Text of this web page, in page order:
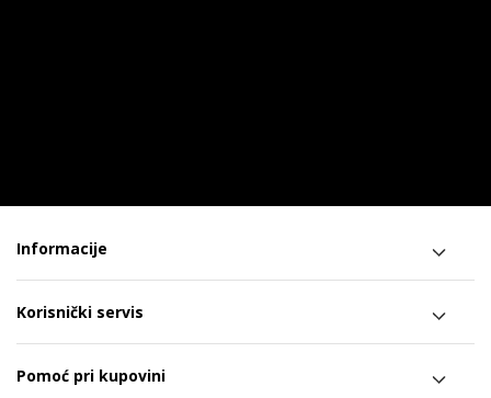
Informacije
Korisnički servis
Pomoć pri kupovini